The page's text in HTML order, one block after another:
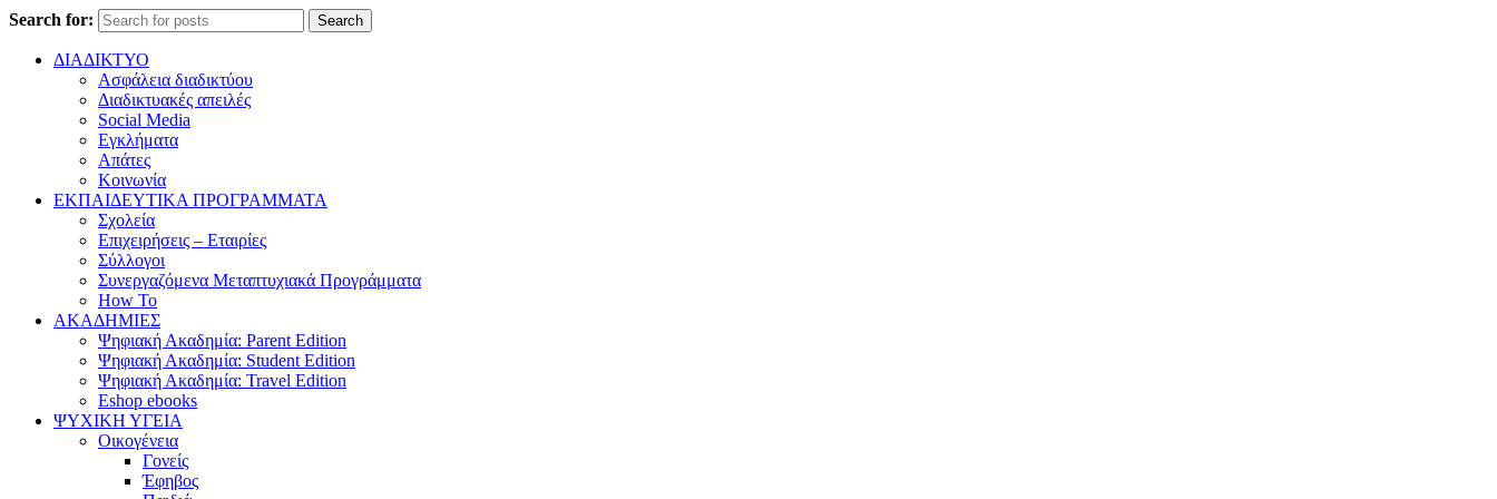
Search for: Search
ΔΙΑΔΙΚΤΥΟ
Ασφάλεια διαδικτύου
Διαδικτυακές απειλές
Social Media
Εγκλήματα
Απάτες
Κοινωνία
ΕΚΠΑΙΔΕΥΤΙΚΑ ΠΡΟΓΡΑΜΜΑΤΑ
Σχολεία
Επιχειρήσεις – Εταιρίες
Σύλλογοι
Συνεργαζόμενα Μεταπτυχιακά Προγράμματα
How To
ΑΚΑΔΗΜΙΕΣ
Ψηφιακή Ακαδημία: Parent Edition
Ψηφιακή Ακαδημία: Student Edition
Ψηφιακή Ακαδημία: Travel Edition
Eshop ebooks
ΨΥΧΙΚΗ ΥΓΕΙΑ
Οικογένεια
Γονείς
Έφηβος